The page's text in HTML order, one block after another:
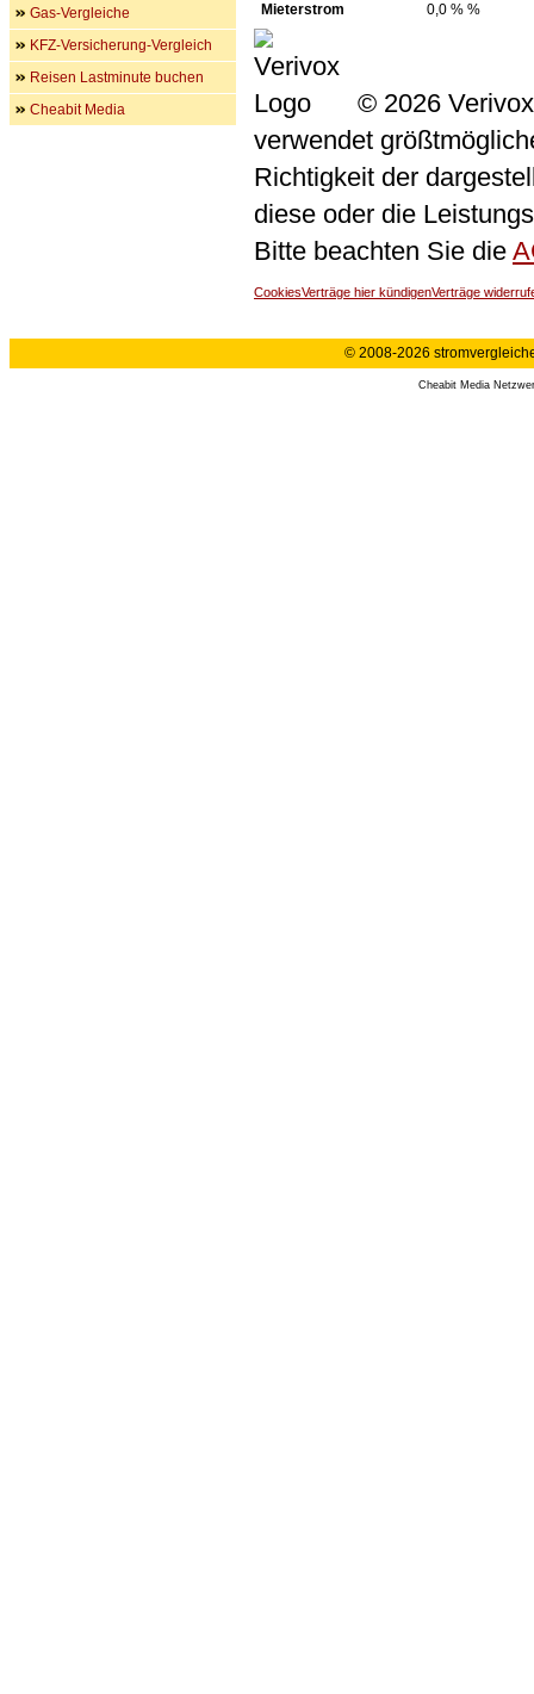
Mieterstrom 0,0 % %
© 2026
verwendet
Richtigkeit der
diese oder die
Bitte beachten Sie die
CookiesVerträge hier kündigenVerträge
Gas-Vergleiche
KFZ-Versicherung-Vergleich
Reisen Lastminute buchen
Cheabit Media
© 2008-2026
Cheabit Media